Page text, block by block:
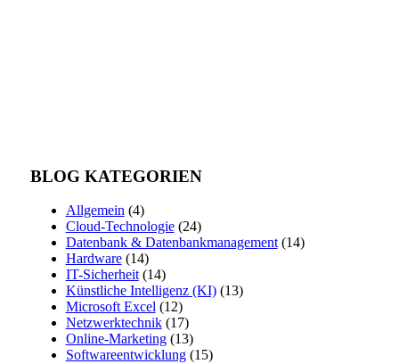
BLOG KATEGORIEN
Allgemein (4)
Cloud-Technologie(24)
Datenbank & Datenbankmanagement(14)
Hardware(14)
IT-Sicherheit(14)
Künstliche Intelligenz (KI)(13)
Microsoft Excel (12)
Netzwerktechnik(17)
Online-Marketing(13)
Softwareentwicklung(15)